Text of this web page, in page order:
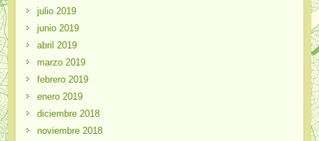
julio 2019
junio 2019
abril 2019
marzo 2019
febrero 2019
enero 2019
diciembre 2018
noviembre 2018